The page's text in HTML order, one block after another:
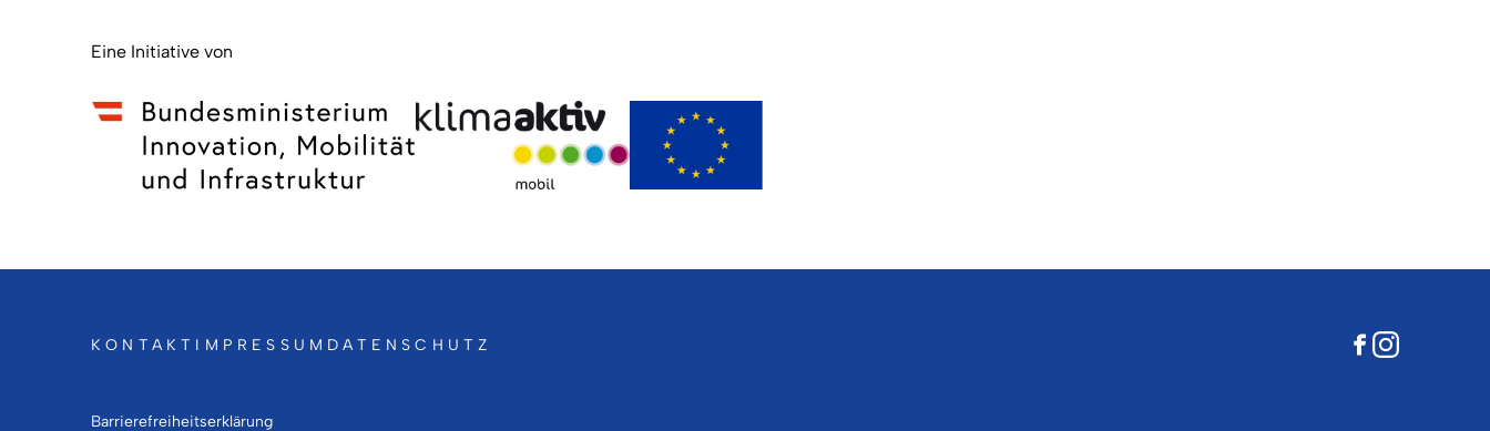
Eine Initiative von
KONTAKT IMPRESSUM DATENSCHUTZ
Barrierefreiheitserklärung